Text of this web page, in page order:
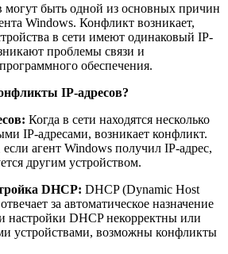
могут быть одной из основных причин
Windows. Конфликт возникает,
в сети имеют одинаковый IP-
проблемы связи и
обеспечения.
IP-адресов?
Когда в сети находятся несколько
IP-адресами, возникает конфликт.
агент Windows получил IP-адрес,
другим устройством.
DHCP: DHCP (Dynamic Host
за автоматическое назначение
настройки DHCP некорректны или
устройствами, возможны конфликты